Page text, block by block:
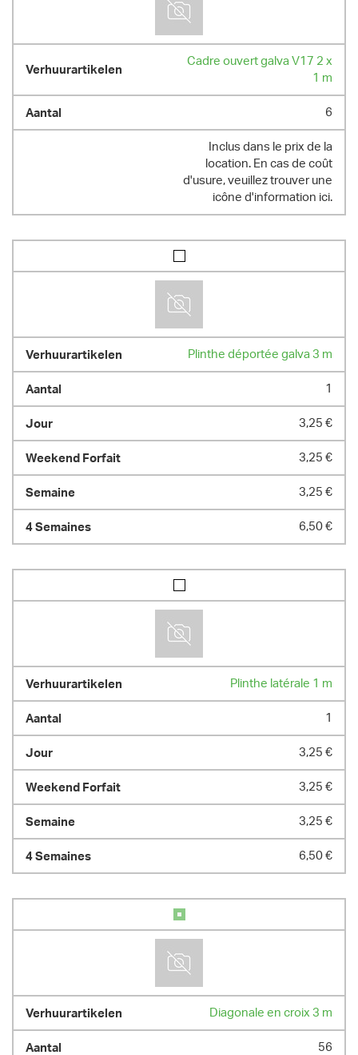
Cadre ouvert galva V17 2 x
1 m
6
Inclus dans le prix de la
location. En cas de coût
d'usure, veuillez trouver une
icône d'information ici.
Plinthe déportée galva 3 m
1
3,25 €
3,25 €
3,25 €
6,50 €
Plinthe latérale 1 m
1
3,25 €
3,25 €
3,25 €
6,50 €
Diagonale en croix 3 m
56